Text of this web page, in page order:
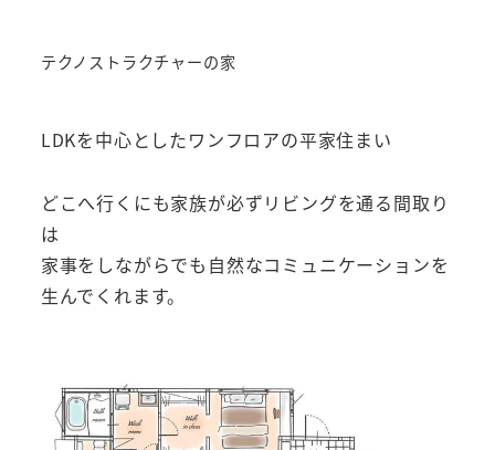
テクノストラクチャーの家
LDKを中心としたワンフロアの平家住まい
どこへ行くにも家族が必ずリビングを通る間取り
は
家事をしながらでも自然なコミュニケーションを
生んでくれます。